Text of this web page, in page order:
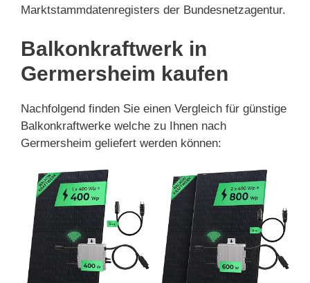
Marktstammdatenregisters der Bundesnetzagentur.
Balkonkraftwerk in
Germersheim kaufen
Nachfolgend finden Sie einen Vergleich für günstige
Balkonkraftwerke welche zu Ihnen nach
Germersheim geliefert werden können: